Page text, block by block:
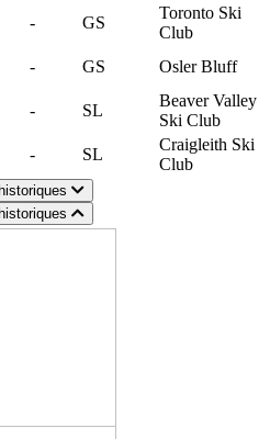
- GS
Toronto Ski
Club
- GS Osler Bluff
- SL
Beaver Valley
Ski Club
- SL
Craigleith Ski
Club